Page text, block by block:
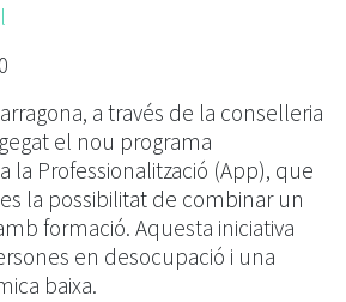
a través de la conselleria
el nou programa
la Professionalització (App), que
la possibilitat de combinar un
formació. Aquesta iniciativa
en desocupació i una
baixa.